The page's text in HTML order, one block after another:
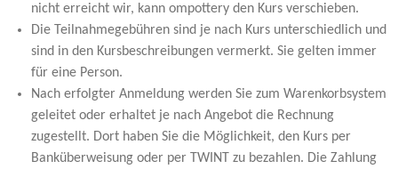
nicht erreicht wir, kann ompottery den Kurs verschieben.
Die Teilnahmegebühren sind je nach Kurs unterschiedlich und
sind in den Kursbeschreibungen vermerkt. Sie gelten immer
für eine Person.
Nach erfolgter Anmeldung werden Sie zum Warenkorbsystem
geleitet oder erhaltet je nach Angebot die Rechnung
zugestellt. Dort haben Sie die Möglichkeit, den Kurs per
Banküberweisung oder per TWINT zu bezahlen. Die Zahlung